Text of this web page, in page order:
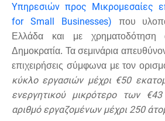
Υπηρεσιών προς Μικρομεσαίες
for Small Businesses) που
Ελλάδα και με χρηματοδότηση
Δημοκρατία. Τα σεμινάρια
επιχειρήσεις σύμφωνα με τον
κύκλο εργασιών μέχρι €50
ενεργητικού μικρότερο των
αριθμό εργαζομένων μέχρι 250